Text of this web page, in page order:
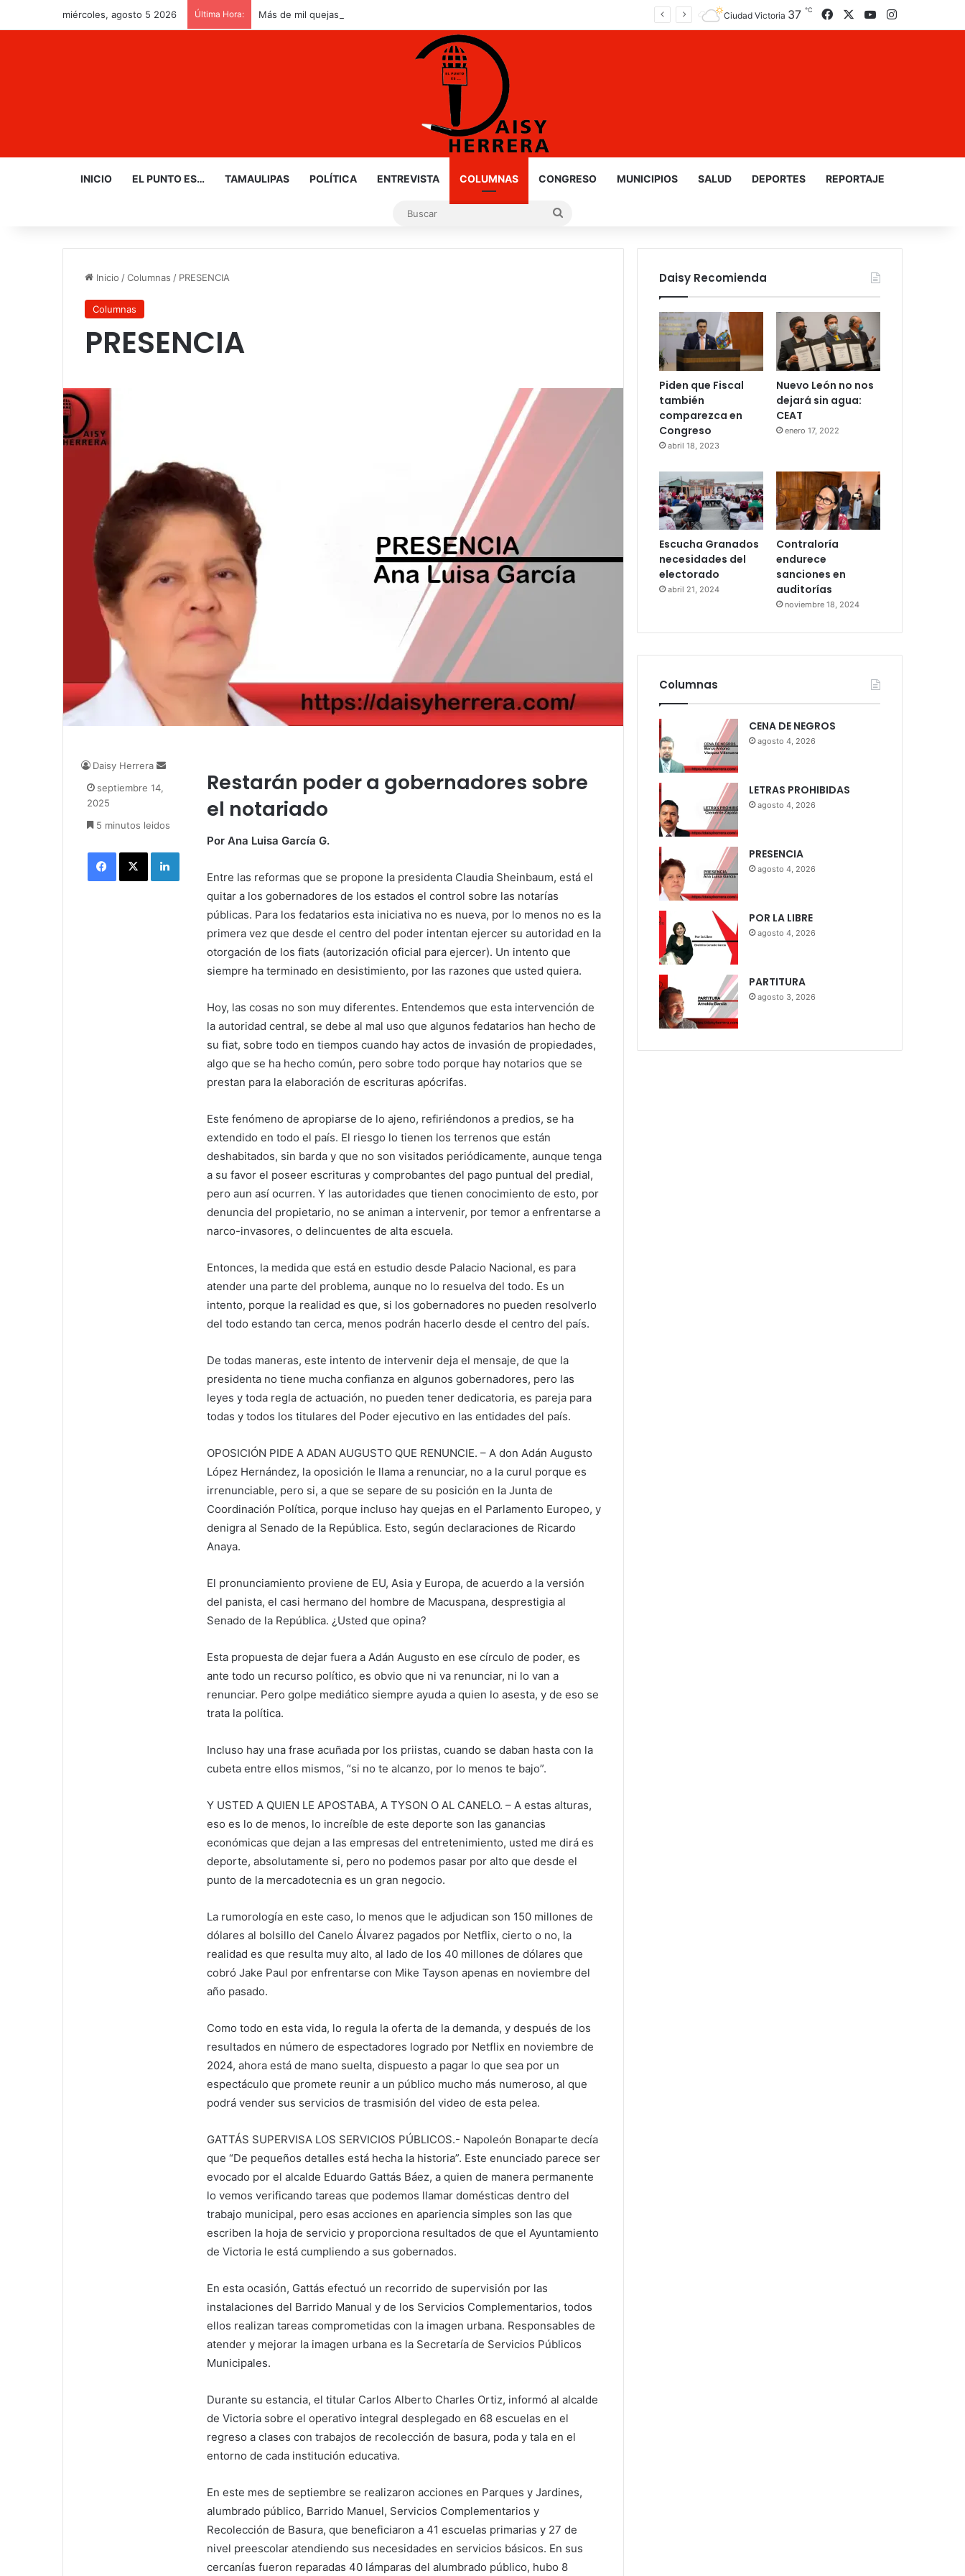
miércoles, agosto 5 2026 Última Hora: Más de mil quejas contra policías en Tamaulipas Ciudad Victoria 37 ℃ Facebook YouTube
INICIO EL PUNTO ES… TAMAULIPAS POLÍTICA ENTREVISTA COLUMNAS CONGRESO MUNICIPIOS SALUD DEPORTES REPORTAJE
Inicio /Columnas / PRESENCIA
Columnas
PRESENCIA
Restarán poder a gobernadores sobre
el notariado
Por Ana Luisa García G.
Entre las reformas que se propone la presidenta Claudia Sheinbaum, está el
quitar a los gobernadores de los estados el control sobre las notarías
públicas. Para los fedatarios esta iniciativa no es nueva, por lo menos no es la
primera vez que desde el centro del poder intentan ejercer su autoridad en la
otorgación de los fiats (autorización oficial para ejercer). Un intento que
siempre ha terminado en desistimiento, por las razones que usted quiera.
Hoy, las cosas no son muy diferentes. Entendemos que esta intervención de
la autoridad central, se debe al mal uso que algunos fedatarios han hecho de
su fiat, sobre todo en tiempos cuando hay actos de invasión de propiedades,
algo que se ha hecho común, pero sobre todo porque hay notarios que se
prestan para la elaboración de escrituras apócrifas.
Este fenómeno de apropiarse de lo ajeno, refiriéndonos a predios, se ha
extendido en todo el país. El riesgo lo tienen los terrenos que están
deshabitados, sin barda y que no son visitados periódicamente, aunque tenga
a su favor el poseer escrituras y comprobantes del pago puntual del predial,
pero aun así ocurren. Y las autoridades que tienen conocimiento de esto, por
denuncia del propietario, no se animan a intervenir, por temor a enfrentarse a
narco-invasores, o delincuentes de alta escuela.
Entonces, la medida que está en estudio desde Palacio Nacional, es para
atender una parte del problema, aunque no lo resuelva del todo. Es un
intento, porque la realidad es que, si los gobernadores no pueden resolverlo
del todo estando tan cerca, menos podrán hacerlo desde el centro del país.
De todas maneras, este intento de intervenir deja el mensaje, de que la
presidenta no tiene mucha confianza en algunos gobernadores, pero las
leyes y toda regla de actuación, no pueden tener dedicatoria, es pareja para
todas y todos los titulares del Poder ejecutivo en las entidades del país.
OPOSICIÓN PIDE A ADAN AUGUSTO QUE RENUNCIE. – A don Adán Augusto
López Hernández, la oposición le llama a renunciar, no a la curul porque es
irrenunciable, pero si, a que se separe de su posición en la Junta de
Coordinación Política, porque incluso hay quejas en el Parlamento Europeo, y
denigra al Senado de la República. Esto, según declaraciones de Ricardo
Anaya.
El pronunciamiento proviene de EU, Asia y Europa, de acuerdo a la versión
del panista, el casi hermano del hombre de Macuspana, desprestigia al
Senado de la República. ¿Usted que opina?
Esta propuesta de dejar fuera a Adán Augusto en ese círculo de poder, es
ante todo un recurso político, es obvio que ni va renunciar, ni lo van a
renunciar. Pero golpe mediático siempre ayuda a quien lo asesta, y de eso se
trata la política.
Incluso hay una frase acuñada por los priistas, cuando se daban hasta con la
cubeta entre ellos mismos, “si no te alcanzo, por lo menos te bajo”.
Y USTED A QUIEN LE APOSTABA, A TYSON O AL CANELO. – A estas alturas,
eso es lo de menos, lo increíble de este deporte son las ganancias
económicas que dejan a las empresas del entretenimiento, usted me dirá es
deporte, absolutamente si, pero no podemos pasar por alto que desde el
punto de la mercadotecnia es un gran negocio.
La rumorología en este caso, lo menos que le adjudican son 150 millones de
dólares al bolsillo del Canelo Álvarez pagados por Netflix, cierto o no, la
realidad es que resulta muy alto, al lado de los 40 millones de dólares que
cobró Jake Paul por enfrentarse con Mike Tayson apenas en noviembre del
año pasado.
Como todo en esta vida, lo regula la oferta de la demanda, y después de los
resultados en número de espectadores logrado por Netflix en noviembre de
2024, ahora está de mano suelta, dispuesto a pagar lo que sea por un
espectáculo que promete reunir a un público mucho más numeroso, al que
podrá vender sus servicios de trasmisión del video de esta pelea.
GATTÁS SUPERVISA LOS SERVICIOS PÚBLICOS.- Napoleón Bonaparte decía
que “De pequeños detalles está hecha la historia”. Este enunciado parece ser
evocado por el alcalde Eduardo Gattás Báez, a quien de manera permanente
lo vemos verificando tareas que podemos llamar domésticas dentro del
trabajo municipal, pero esas acciones en apariencia simples son las que
escriben la hoja de servicio y proporciona resultados de que el Ayuntamiento
de Victoria le está cumpliendo a sus gobernados.
En esta ocasión, Gattás efectuó un recorrido de supervisión por las
instalaciones del Barrido Manual y de los Servicios Complementarios, todos
ellos realizan tareas comprometidas con la imagen urbana. Responsables de
atender y mejorar la imagen urbana es la Secretaría de Servicios Públicos
Municipales.
Durante su estancia, el titular Carlos Alberto Charles Ortiz, informó al alcalde
de Victoria sobre el operativo integral desplegado en 68 escuelas en el
regreso a clases con trabajos de recolección de basura, poda y tala en el
entorno de cada institución educativa.
En este mes de septiembre se realizaron acciones en Parques y Jardines,
alumbrado público, Barrido Manuel, Servicios Complementarios y
Recolección de Basura, que beneficiaron a 41 escuelas primarias y 27 de
nivel preescolar atendiendo sus necesidades en servicios básicos. En sus
cercanías fueron reparadas 40 lámparas del alumbrado público, hubo 8
Daisy Herrera
a
e
m
septiembre 14,
2025
5 minutos leidos
Facebook X LinkedIn
Daisy Recomienda
Piden que Fiscal
también
comparezca en
Congreso
abril 18, 2023
Nuevo León no nos
dejará sin agua:
CEAT
enero 17, 2022
Escucha Granados
necesidades del
electorado
abril 21, 2024
Contraloría
endurece
sanciones en
auditorías
noviembre 18, 2024
Columnas
CENA DE NEGROS
agosto 4, 2026
LETRAS PROHIBIDAS
agosto 4, 2026
PRESENCIA
agosto 4, 2026
POR LA LIBRE
agosto 4, 2026
PARTITURA
agosto 3, 2026